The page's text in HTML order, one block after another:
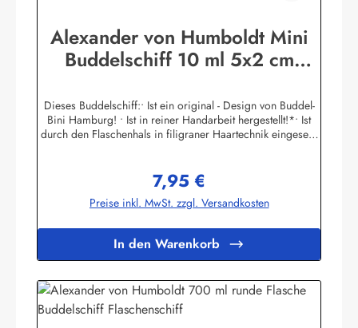
Alexander von Humboldt Mini
Buddelschiff 10 ml 5x2 cm
Dieses Buddelschiff:• Ist ein original - Design von Buddel-
Bini Hamburg! • Ist in reiner Handarbeit hergestellt!*• Ist
durch den Flaschenhals in filigraner Haartechnik eingesetzt
mit echtem Siegellack und original Buddel-Bini Stempel
(Petschaft) versiegelt, kein Plastik! • Hat einen
handgegossenen und handbemalten Schiffsrumpf, kein
Rippen handgeschnitzt, kein Plastik! • Ist in einer original
Glasflasche eingebaut!• Hat einen Flaschen-Ozean aus
gefärbtem Fensterkitt, von Hand mit Spezialwerkzeugen
modelliert!• Ist auch in größeren Stückzahlen
(Werbegeschenke etc.) mit Mengenrabatt lieferbar! •
Individuelle Änderungen von Namens - Schild nach Wunsch
Regulärer Preis:
7,95 €
Preise inkl. MwSt. zzgl. Versandkosten
In den Warenkorb